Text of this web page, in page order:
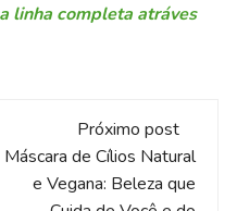
linha completa atráves
Próximo post
Máscara de Cílios Natural
e Vegana: Beleza que